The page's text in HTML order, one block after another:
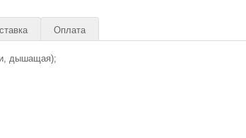
Оплата
дышащая);